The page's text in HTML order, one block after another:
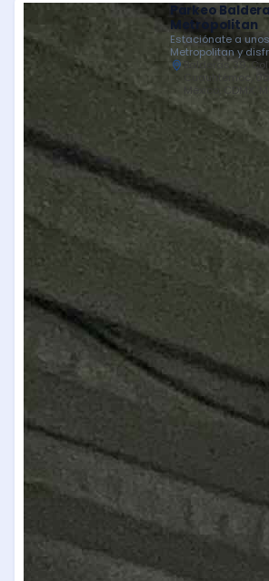
Parkeo
Metropolitan
Estaciónate a
Metropolitan y
Balderas 39,
Cuauhtémoc,
México, CDMX,